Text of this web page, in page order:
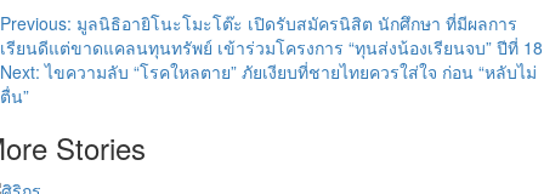
Post
navigation
Previous: มูลนิธิอายิโนะโมะโต๊ะ เปิดรับสมัครนิสิต นักศึกษา ที่มีผลการ
เรียนดีแต่ขาดแคลนทุนทรัพย์ เข้าร่วมโครงการ “ทุนส่งน้องเรียนจบ” ปีที่ 18
Next:ไขความลับ “โรคใหลตาย” ภัยเงียบที่ชายไทยควรใส่ใจ ก่อน “หลับไม่
ตื่น”
Stories